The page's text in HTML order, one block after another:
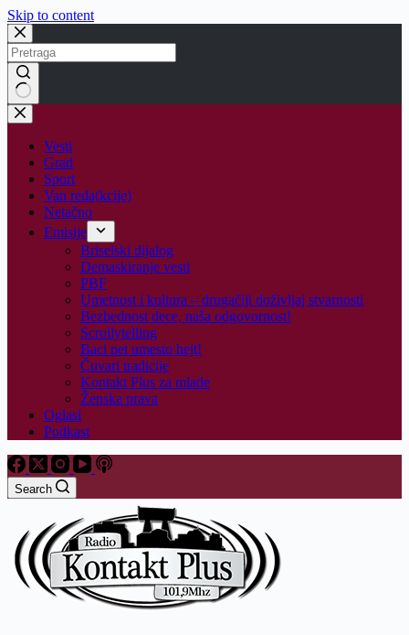
Skip to content
No
results
Vesti
Grad
Sport
Van reda(kcije)
Netačno
Emisije
Briselski dijalog
Demaskiranje vesti
PBF
Umetnost i kultura – drugačiji doživljaj stvarnosti
Bezbednost dece, naša odgovornost!
Scrollytelling
Baci pet umesto hejt!
Čuvari tradicije
Kontakt Plus za mlade
Ženska prava
Oglasi
Podkast
Search